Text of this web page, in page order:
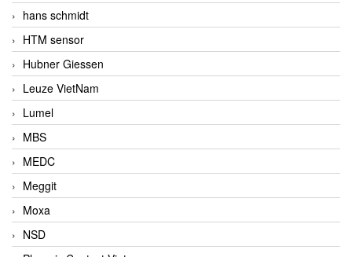
hans schmidt
HTM sensor
Hubner Giessen
Leuze VietNam
Lumel
MBS
MEDC
Meggit
Moxa
NSD